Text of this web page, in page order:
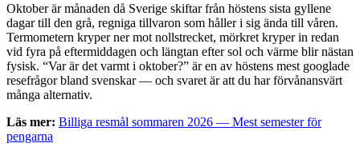
Oktober är månaden då Sverige skiftar från höstens sista gyllene
dagar till den grå, regniga tillvaron som håller i sig ända till våren.
Termometern kryper ner mot nollstrecket, mörkret kryper in redan
vid fyra på eftermiddagen och längtan efter sol och värme blir nästan
fysisk. “Var är det varmt i oktober?” är en av höstens mest googlade
resefrågor bland svenskar — och svaret är att du har förvånansvärt
många alternativ.
Läs mer: Billiga resmål sommaren 2026 — Mest semester för
pengarna